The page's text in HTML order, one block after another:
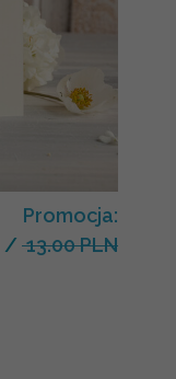
Promocja:
/ 13.00 PLN